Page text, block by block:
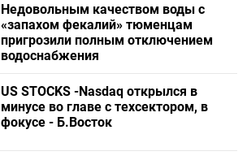
Недовольным качеством воды с
«запахом фекалий» тюменцам
пригрозили полным отключением
водоснабжения
US STOCKS -Nasdaq открылся в
минусе во главе с техсектором, в
фокусе - Б.Восток